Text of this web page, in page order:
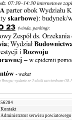
56284
Kontakt
Administrator serwisu powiatowego